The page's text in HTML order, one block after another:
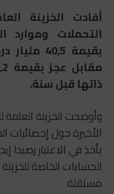
أفادت الخزينة
التحملات وموارد
ذاتها قبل سنة.
وأوضحت الخزينة
الأخيرة حول إحصائيات
الحسابات الخاصة
مستقلة.